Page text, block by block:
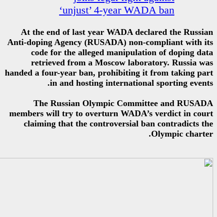
‘unjust’ 4-year
At the end of last year
Anti-doping Agency (RUSADA)
code for the alleged
retrieved from a Moscow
handed a four-year ban,
in and hosting
The Russian Olympic
members will try to overturn
claiming that the